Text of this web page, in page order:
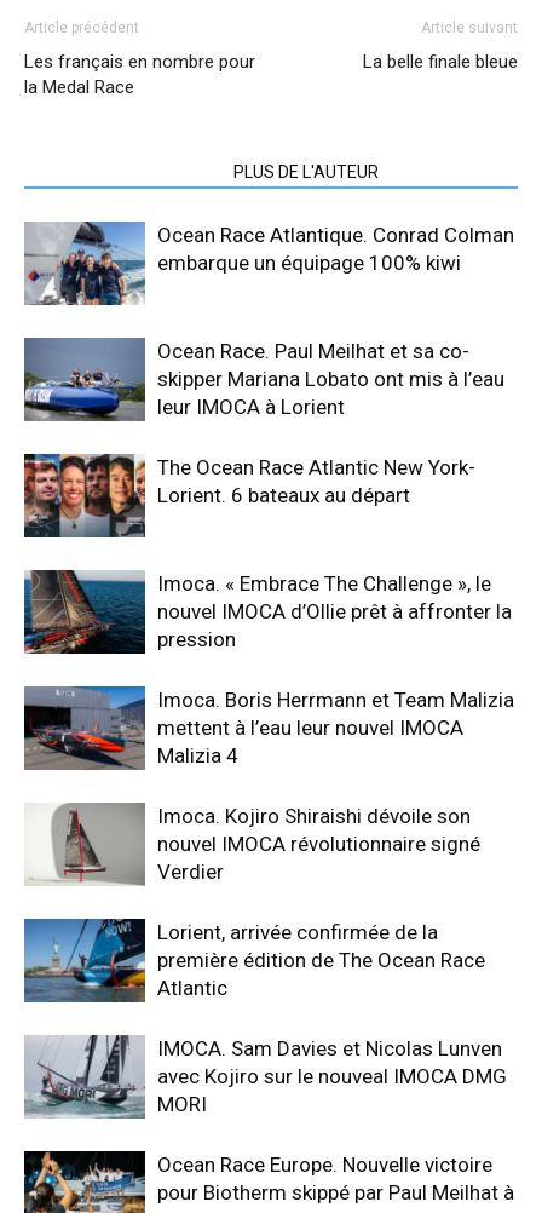
Article précédent
Les français en nombre pour
la Medal Race
Article suivant
La belle finale bleue
PLUS DE L'AUTEUR
Ocean Race Atlantique. Conrad Colman
embarque un équipage 100% kiwi
Ocean Race. Paul Meilhat et sa co-
skipper Mariana Lobato ont mis à l’eau
leur IMOCA à Lorient
The Ocean Race Atlantic New York-
Lorient. 6 bateaux au départ
Imoca. « Embrace The Challenge », le
nouvel IMOCA d’Ollie prêt à affronter la
pression
Imoca. Boris Herrmann et Team Malizia
mettent à l’eau leur nouvel IMOCA
Malizia 4
Imoca. Kojiro Shiraishi dévoile son
nouvel IMOCA révolutionnaire signé
Verdier
Lorient, arrivée confirmée de la
première édition de The Ocean Race
Atlantic
IMOCA. Sam Davies et Nicolas Lunven
avec Kojiro sur le nouveal IMOCA DMG
MORI
Ocean Race Europe. Nouvelle victoire
pour Biotherm skippé par Paul Meilhat à